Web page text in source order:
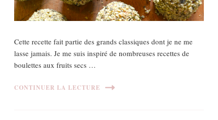
Cette recette fait partie des grands classiques dont je ne me
lasse jamais. Je me suis inspiré de nombreuses recettes de
boulettes aux fruits secs …
CONTINUER LA LECTURE